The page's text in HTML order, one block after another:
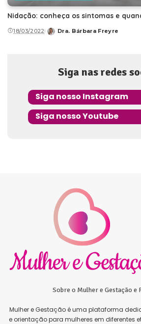
Nidação: conheça os sintomas e
18/03/2022
Posted
Dra. Bárbara Freyre
Siga nas redes
Siga nosso Instagram
Siga nosso Youtube
Sobre o Mulher e Gestação e
Mulher e Gestação é uma plataforma
e orientação para mulheres em diferentes